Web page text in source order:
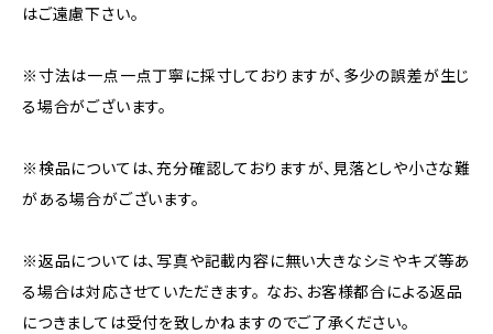
はご遠慮下さい。
※寸法は一点一点丁寧に採寸しておりますが、多少の誤差が生じ
る場合がございます。
※検品については、充分確認しておりますが、見落としや小さな難
がある場合がございます。
※返品については、写真や記載内容に無い大きなシミやキズ等あ
る場合は対応させていただきます。 なお、お客様都合による返品
につきましては受付を致しかねますのでご了承ください。